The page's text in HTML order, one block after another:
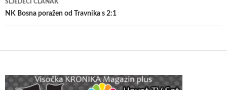
SLJEDEĆI ČLANAK
NK Bosna poražen od Travnika s 2:1